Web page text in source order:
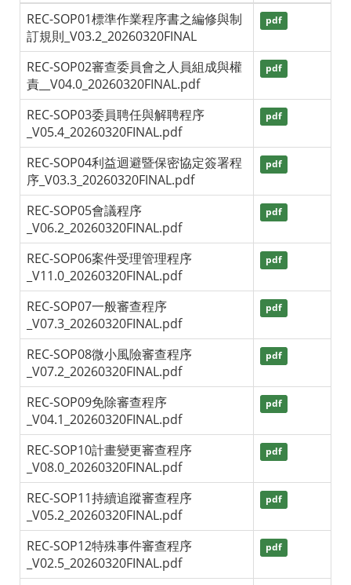
REC-SOP01標準作業程序書之編修與制
訂規則_V03.2_20260320FINAL
pdf
REC-SOP02審查委員會之人員組成與權
責__V04.0_20260320FINAL.pdf
pdf
REC-SOP03委員聘任與解聘程序
_V05.4_20260320FINAL.pdf
pdf
REC-SOP04利益迴避暨保密協定簽署程
序_V03.3_20260320FINAL.pdf
pdf
REC-SOP05會議程序
_V06.2_20260320FINAL.pdf
pdf
REC-SOP06案件受理管理程序
_V11.0_20260320FINAL.pdf
pdf
REC-SOP07一般審查程序
_V07.3_20260320FINAL.pdf
pdf
REC-SOP08微小風險審查程序
_V07.2_20260320FINAL.pdf
pdf
REC-SOP09免除審查程序
_V04.1_20260320FINAL.pdf
pdf
REC-SOP10計畫變更審查程序
_V08.0_20260320FINAL.pdf
pdf
REC-SOP11持續追蹤審查程序
_V05.2_20260320FINAL.pdf
pdf
REC-SOP12特殊事件審查程序
_V02.5_20260320FINAL.pdf
pdf